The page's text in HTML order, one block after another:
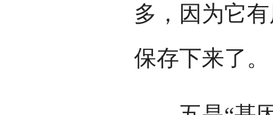
多，因为它
保存下来了。